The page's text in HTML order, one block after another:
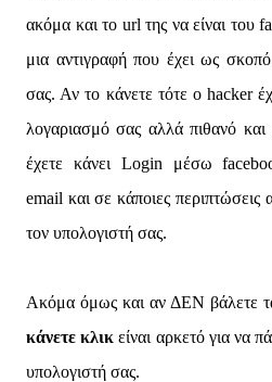
ακόμα και το url της να είναι του
μια αντιγραφή που έχει ως
σας. Αν το κάνετε τότε ο hacker
λογαριασμό σας αλλά πιθανό και
έχετε κάνει Login μέσω
email και σε κάποιες περιπτώσεις
τον υπολογιστή σας.
Ακόμα όμως και αν ΔΕΝ βάλετε
κάνετε κλικ είναι αρκετό για να
υπολογιστή σας.